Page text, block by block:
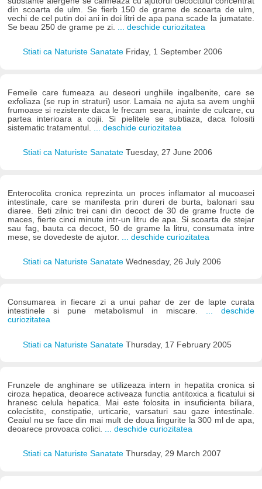
din scoarta de ulm. Se fierb 150 de grame de scoarta de ulm,
vechi de cel putin doi ani in doi litri de apa pana scade la jumatate.
Se beau 250 de grame pe zi. ... deschide curiozitatea
Stiati ca Naturiste Sanatate Friday, 1 September 2006
Femeile care fumeaza au deseori unghiile ingalbenite, care se
exfoliaza (se rup in straturi) usor. Lamaia ne ajuta sa avem unghii
frumoase si rezistente daca le frecam seara, inainte de culcare, cu
partea interioara a cojii. Si pielitele se subtiaza, daca folositi
sistematic tratamentul.
... deschide curiozitatea
Stiati ca Naturiste Sanatate Tuesday, 27 June 2006
Enterocolita cronica reprezinta un proces inflamator al mucoasei
intestinale, care se manifesta prin dureri de burta, balonari sau
diaree. Beti zilnic trei cani din decoct de 30 de grame fructe de
maces, fierte cinci minute intr-un litru de apa. Si scoarta de stejar
sau fag, bauta ca decoct, 50 de grame la litru, consumata intre
mese, se dovedeste de ajutor.
... deschide curiozitatea
Stiati ca Naturiste Sanatate Wednesday, 26 July 2006
Consumarea in fiecare zi a unui pahar de zer de lapte curata
intestinele si pune metabolismul in miscare. ... deschide
curiozitatea
Stiati ca Naturiste Sanatate Thursday, 17 February 2005
Frunzele de anghinare se utilizeaza intern in hepatita cronica si
ciroza hepatica, deoarece activeaza functia antitoxica a ficatului si
hranesc celula hepatica. Mai este folosita in insuficienta biliara,
colecistite, constipatie, urticarie, varsaturi sau gaze intestinale.
Ceaiul nu se face din mai mult de doua lingurite la 300 ml de apa,
deoarece provoaca colici. ... deschide curiozitatea
Stiati ca Naturiste Sanatate Thursday, 29 March 2007